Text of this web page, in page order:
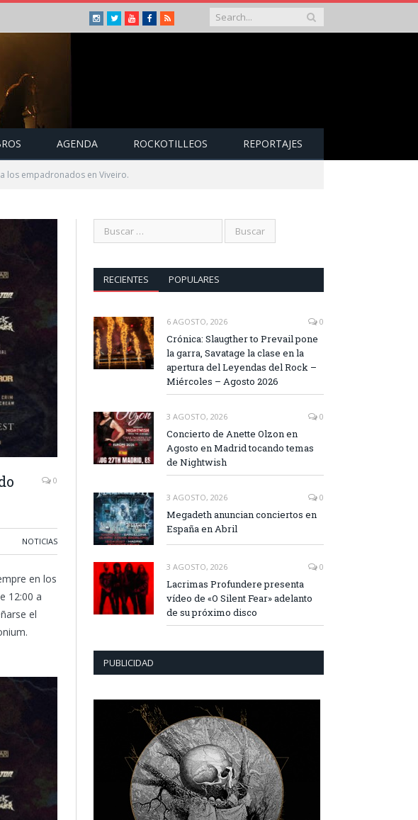
Instagram
TwitterYoutubeFacebook
RSS
AGENDA ROCKOTILLEOS REPORTAJES
los empadronados en Viveiro.
0
NOTICIAS
en los
12:00 a
el
RECIENTES POPULARES
6 AGOSTO, 2026 0
Crónica: Slaugther to Prevail pone
la garra, Savatage la clase en la
apertura del Leyendas del Rock –
Miércoles – Agosto 2026
3 AGOSTO, 2026 0
Concierto de Anette Olzon en
Agosto en Madrid tocando temas
de Nightwish
3 AGOSTO, 2026 0
Megadeth anuncian conciertos en
España en Abril
3 AGOSTO, 2026 0
Lacrimas Profundere presenta
vídeo de «O Silent Fear» adelanto
de su próximo disco
PUBLICIDAD